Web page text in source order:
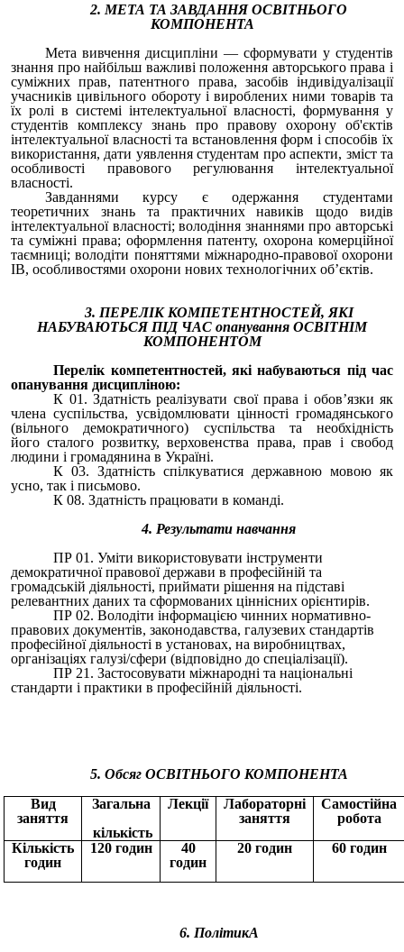
2. МЕТА ТА ЗАВДАННЯ ОСВІТНЬОГО
КОМПОНЕНТА
Мета вивчення дисципліни — сформувати у студентів
знання про найбільш важливі положення авторського права і
суміжних прав, патентного права, засобів індивідуалізації
учасників цивільного обороту і вироблених ними товарів та
їх ролі в системі інтелектуальної власності, формування у
студентів комплексу знань про правову охорону об'єктів
інтелектуальної власності та встановлення форм і способів їх
використання, дати уявлення студентам про аспекти, зміст та
особливості правового регулювання інтелектуальної
власності.
Завданнями курсу є одержання студентами
теоретичних знань та практичних навиків щодо видів
інтелектуальної власності; володіння знаннями про авторські
та суміжні права; оформлення патенту, охорона комерційної
таємниці; володіти поняттями міжнародно-правової охорони
ІВ, особливостями охорони нових технологічних об’єктів.
3. ПЕРЕЛІК КОМПЕТЕНТНОСТЕЙ, ЯКІ
НАБУВАЮТЬСЯ ПІД ЧАС опанування ОСВІТНІМ
КОМПОНЕНТОМ
Перелік компетентностей, які набуваються під час
опанування дисципліною:
К 01. Здатність реалізувати свої права і обов’язки як
члена суспільства, усвідомлювати цінності громадянського
(вільного демократичного) суспільства та необхідність
його сталого розвитку, верховенства права, прав і свобод
людини і громадянина в Україні.
К 03. Здатність спілкуватися державною мовою як
усно, так і письмово.
К 08. Здатність працювати в команді.
4. Результати навчання
ПР 01. Уміти використовувати інструменти
демократичної правової держави в професійній та
громадській діяльності, приймати рішення на підставі
релевантних даних та сформованих ціннісних орієнтирів.
ПР 02. Володіти інформацією чинних нормативно-
правових документів, законодавства, галузевих стандартів
професійної діяльності в установах, на виробництвах,
організаціях галузі/сфери (відповідно до спеціалізації).
ПР 21. Застосовувати міжнародні та національні
стандарти і практики в професійній діяльності.
5. Обсяг ОСВІТНЬОГО КОМПОНЕНТА
Вид
заняття
Загальна
кількість
Лекції
Лабораторні
заняття
Самостійна
робота
Кількість
годин
120 годин
40
годин
20 годин 60 годин
6. ПолітикА